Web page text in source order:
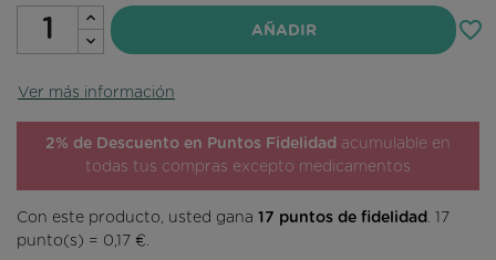
AÑADIR favorite_border
Ver más información
2% de Descuento en Puntos Fidelidad acumulable en
todas tus compras excepto medicamentos
Con este producto, usted gana 17 puntos de fidelidad .
17
punto(s) = 0,17 €.